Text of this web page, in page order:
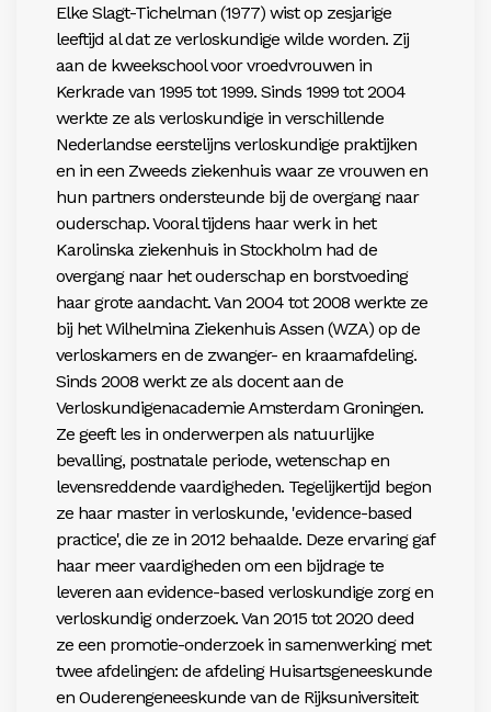
Elke Slagt-Tichelman (1977) wist op zesjarige
leeftijd al dat ze verloskundige wilde worden. Zij
aan de kweekschool voor vroedvrouwen in
Kerkrade van 1995 tot 1999. Sinds 1999 tot 2004
werkte ze als verloskundige in verschillende
Nederlandse eerstelijns verloskundige praktijken
en in een Zweeds ziekenhuis waar ze vrouwen en
hun partners ondersteunde bij de overgang naar
ouderschap. Vooral tijdens haar werk in het
Karolinska ziekenhuis in Stockholm had de
overgang naar het ouderschap en borstvoeding
haar grote aandacht. Van 2004 tot 2008 werkte ze
bij het Wilhelmina Ziekenhuis Assen (WZA) op de
verloskamers en de zwanger- en kraamafdeling.
Sinds 2008 werkt ze als docent aan de
Verloskundigenacademie Amsterdam Groningen.
Ze geeft les in onderwerpen als natuurlijke
bevalling, postnatale periode, wetenschap en
levensreddende vaardigheden. Tegelijkertijd begon
ze haar master in verloskunde, 'evidence-based
practice', die ze in 2012 behaalde. Deze ervaring gaf
haar meer vaardigheden om een bijdrage te
leveren aan evidence-based verloskundige zorg en
verloskundig onderzoek. Van 2015 tot 2020 deed
ze een promotie-onderzoek in samenwerking met
twee afdelingen: de afdeling Huisartsgeneeskunde
en Ouderengeneeskunde van de Rijksuniversiteit